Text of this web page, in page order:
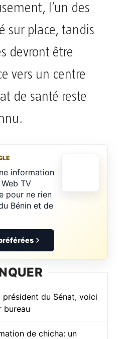
l’un des
sur place, tandis
devront être
vers un centre
de santé reste
information
TV
pour ne rien
Bénin et de
président du Sénat, voici
bureau
de chicha: un